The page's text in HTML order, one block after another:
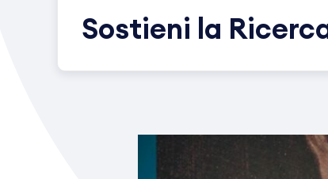
Sostieni la